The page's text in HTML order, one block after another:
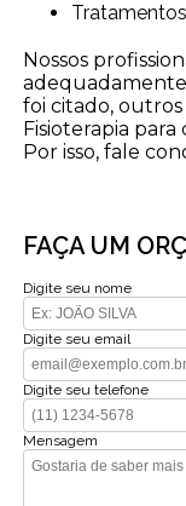
Nossos
foi citado,
Fisioterapia
Por isso, fale
FAÇA UM
Digite seu nome
Digite seu email
Digite seu telefone
Mensagem